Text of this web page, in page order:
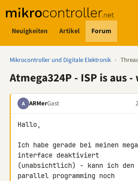
Neuigkeiten Artikel Forum
Mikrocontroller und Digitale Elektronik ›
Atmega324P - ISP is aus -
A ARMerGast
Hallo,
Ich habe gerade bei meinen
interface deaktiviert
(unabsichtlich) - kann ich den
parallel programming noch